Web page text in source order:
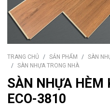
TRANG CHỦ SẢN PHẨM
SÀN
SÀN NHỰA TRONG NHÀ
SÀN NHỰA HÈM
ECO-3810